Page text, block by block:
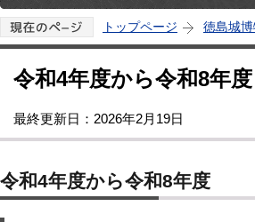
トップページ 徳島城
令和4年度から令和8年度
最終更新日：2026年2月19日
令和4年度から令和8年度